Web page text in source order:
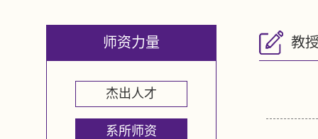
师资力量
杰出人才
系所师资
教